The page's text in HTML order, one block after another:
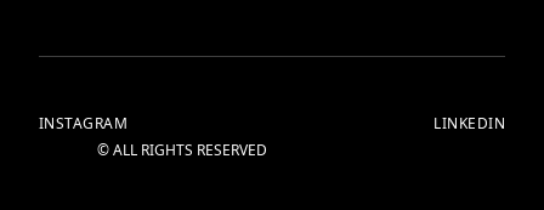
ルバイト《週2
日～》《週５
© ALL RIGHTS RESERVED
INSTAGRAM LINKEDIN